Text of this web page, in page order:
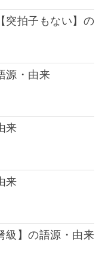
突拍子もない】の
源・由来
来
来
級】の語源・由来